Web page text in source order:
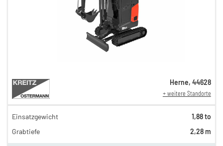
116,00 €
94,00 €
Herne, 44628
+ weitere Standorte
Einsatzgewicht
1,88 to
Grabtiefe
2,28 m